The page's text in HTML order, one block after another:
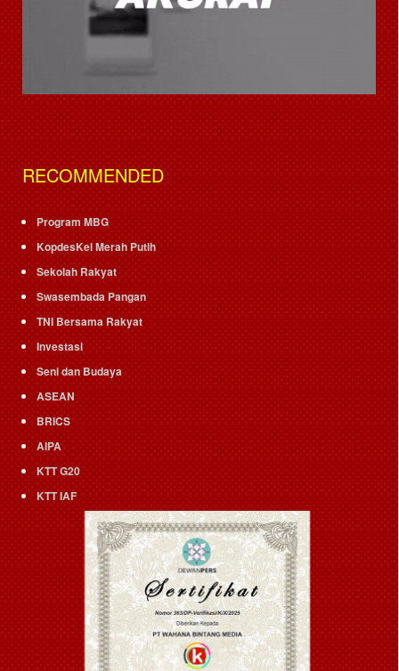
RECOMMENDED
Program MBG
KopdesKel Merah Putih
Sekolah Rakyat
Swasembada Pangan
TNI Bersama Rakyat
Investasi
Seni dan Budaya
ASEAN
BRICS
AIPA
KTT G20
KTT IAF